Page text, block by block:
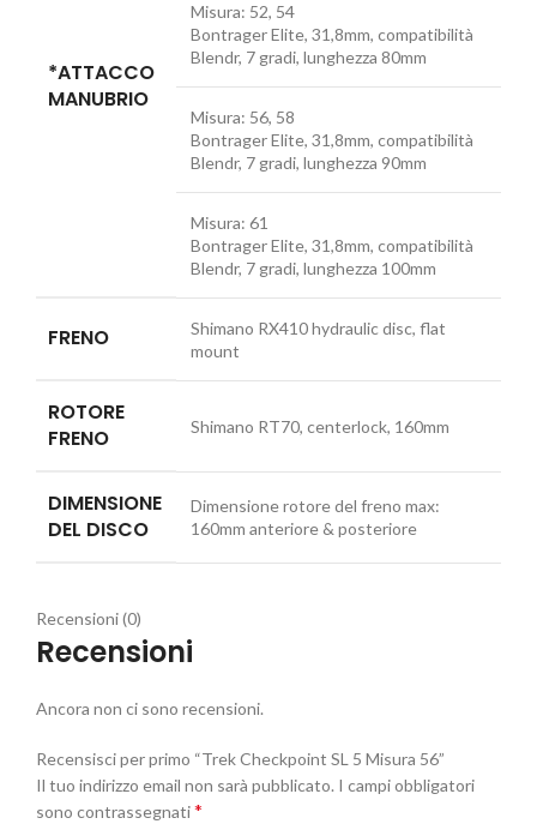
*ATTACCO
MANUBRIO
Misura: 52, 54
Bontrager Elite, 31,8mm, compatibilità
Blendr, 7 gradi, lunghezza 80mm
Misura: 56, 58
Bontrager Elite, 31,8mm, compatibilità
Blendr, 7 gradi, lunghezza 90mm
Misura: 61
Bontrager Elite, 31,8mm, compatibilità
Blendr, 7 gradi, lunghezza 100mm
FRENO
Shimano RX410 hydraulic disc, flat
mount
ROTORE
FRENO
Shimano RT70, centerlock, 160mm
DIMENSIONE
DEL DISCO
Dimensione rotore del freno max:
160mm anteriore & posteriore
Recensioni (0)
Recensioni
Ancora non ci sono recensioni.
Recensisci per primo “Trek Checkpoint SL 5 Misura 56”
Il tuo indirizzo email non sarà pubblicato. I campi obbligatori
sono contrassegnati*